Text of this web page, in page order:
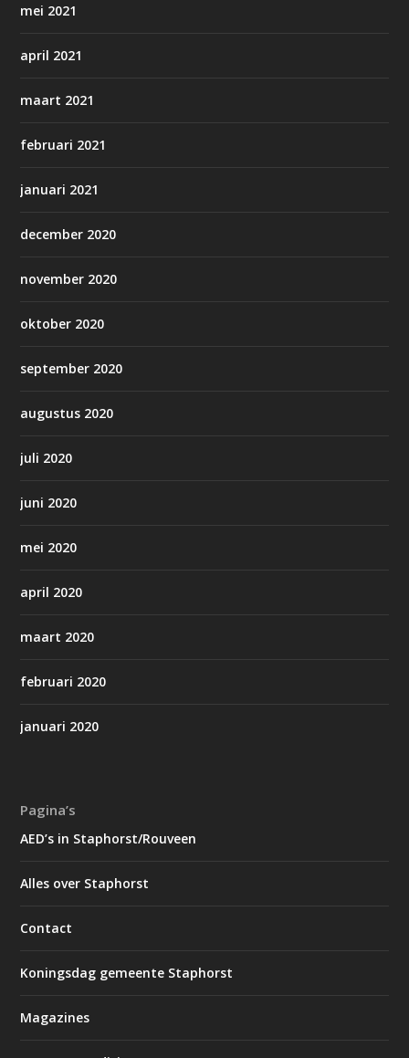
mei 2021
april 2021
maart 2021
februari 2021
januari 2021
december 2020
november 2020
oktober 2020
september 2020
augustus 2020
juli 2020
juni 2020
mei 2020
april 2020
maart 2020
februari 2020
januari 2020
Pagina’s
AED’s in Staphorst/Rouveen
Alles over Staphorst
Contact
Koningsdag gemeente Staphorst
Magazines